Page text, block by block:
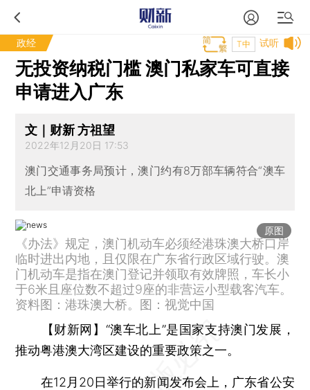
政经 试听
T中
无投资纳税门槛 澳门私家车可直接
申请进入广东
文｜财新 方祖望
2022年12月20日 17:53
澳门交通事务局预计，澳门约有8万部车辆符合“澳车
北上”申请资格
原图
《办法》规定，澳门机动车必须经港珠澳大桥口岸
临时进出内地，且仅限在广东省行政区域行驶。澳
门机动车是指在澳门登记并领取有效牌照，车长小
于6米且座位数不超过9座的非营运小型载客汽车。
资料图：港珠澳大桥。图：视觉中国
【财新网】 “澳车北上”是国家支持澳门发展，
推动粤港澳大湾区建设的重要政策之一。
在12月20日举行的新闻发布会上，广东省公安